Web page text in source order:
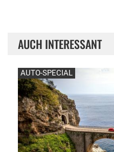
AUCH INTERESSANT
AUTO-SPECIAL